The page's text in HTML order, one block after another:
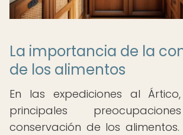
La importancia de la
de los alimentos
En las expediciones al
principales
conservación de los